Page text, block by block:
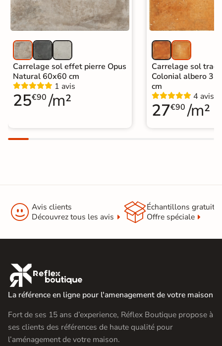
Carrelage sol effet pierre Opus
Natural 60x60 cm
1 avis
25€90 /m²
Carrelage sol
Colonial albero
cm
4 avis
27€90 /m²
 Avis clients
Découvrez tous les avis
Échantillons gratuit
Offre spéciale

La référence en ligne pour l'amenagement de votre maison
Fort de ses 15 ans d’experience, Réflex Boutique propose à
ses clients des références de haute qualité pour
l’aménagement de votre maison.